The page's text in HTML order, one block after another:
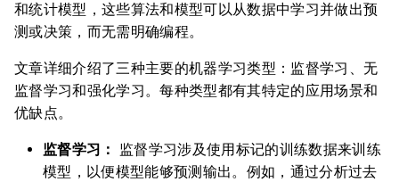
和统计模型，这些算法和模型可以从数据中学习并做出预
测或决策，而无需明确编程。
文章详细介绍了三种主要的机器学习类型：监督学习、无
监督学习和强化学习。每种类型都有其特定的应用场景和
优缺点。
监督学习：
监督学习涉及使用标记的训练数据来训练
模型，以便模型能够预测输出。例如，通过分析过去